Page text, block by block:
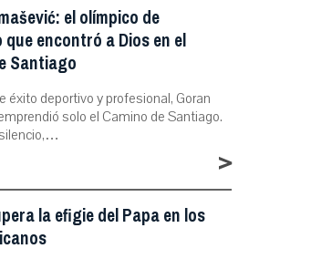
el olímpico de
encontró a Dios en el
Santiago
éxito deportivo y profesional, Goran
solo el Camino de Santiago.
>
la efigie del Papa en los